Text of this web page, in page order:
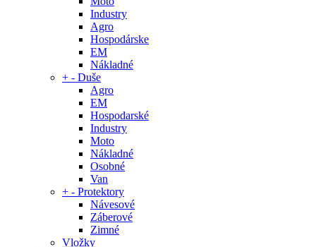
Industry
Agro
Hospodárske
EM
Nákladné
+ - Duše
Agro
EM
Hospodarské
Industry
Moto
Nákladné
Osobné
Van
+ - Protektory
Návesové
Záberové
Zimné
Vložky